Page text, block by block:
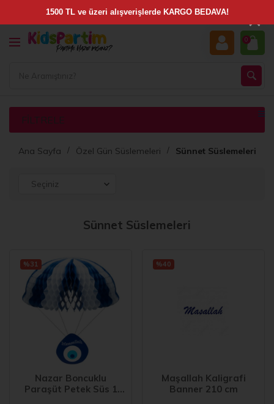
0
FILTRELE
Ana Sayfa Özel Gün Süslemeleri Sünnet Süslemeleri
Sünnet Süslemeleri
Nazar Boncuklu
Paraşüt Petek Süs 1
%31
Maşallah Kaligrafi
Banner 210 cm
%40
×